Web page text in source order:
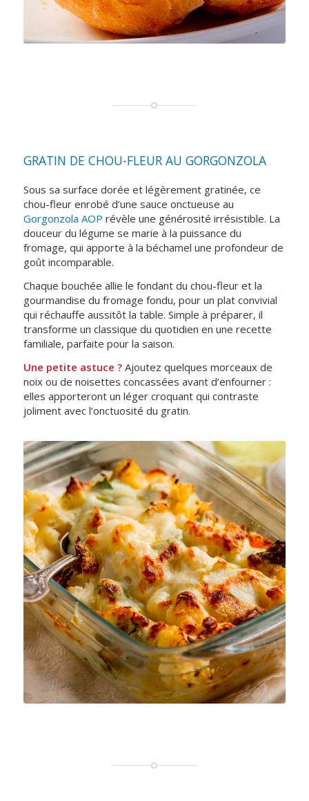
GRATIN DE CHOU-FLEUR AU GORGONZOLA
Sous sa surface dorée et légèrement gratinée, ce
chou-fleur enrobé d’une sauce onctueuse au
Gorgonzola AOP révèle une générosité irrésistible. La
douceur du légume se marie à la puissance du
fromage, qui apporte à la béchamel une profondeur de
goût incomparable.
Chaque bouchée allie le fondant du chou-fleur et la
gourmandise du fromage fondu, pour un plat convivial
qui réchauffe aussitôt la table. Simple à préparer, il
transforme un classique du quotidien en une recette
familiale, parfaite pour la saison.
Une petite astuce ?Ajoutez quelques morceaux de
noix ou de noisettes concassées avant d’enfourner :
elles apporteront un léger croquant qui contraste
joliment avec l’onctuosité du gratin.